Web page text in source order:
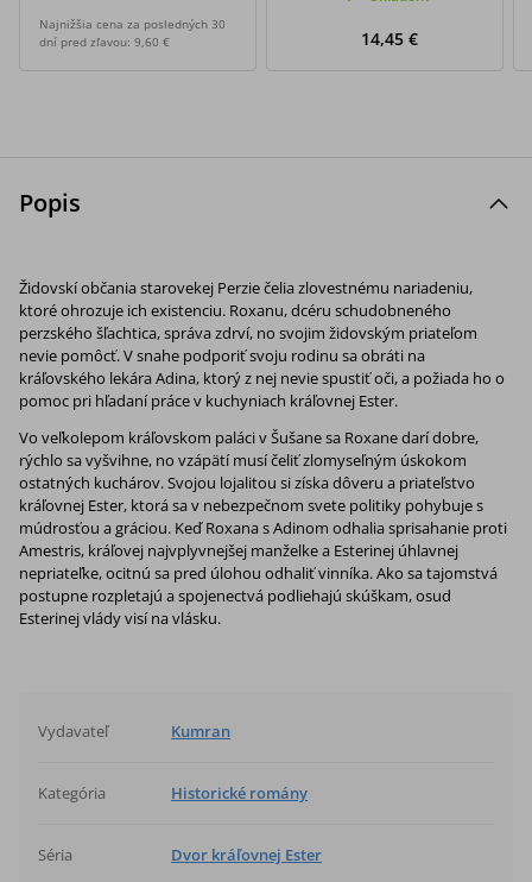
Najnižšia cena za posledných 30
dní pred zľavou: 9,60 € 14,45 €
Popis
Židovskí občania starovekej Perzie čelia zlovestnému nariadeniu,
ktoré ohrozuje ich existenciu. Roxanu, dcéru schudobneného
perzského šľachtica, správa zdrví, no svojim židovským priateľom
nevie pomôcť. V snahe podporiť svoju rodinu sa obráti na
kráľovského lekára Adina, ktorý z nej nevie spustiť oči, a požiada ho o
pomoc pri hľadaní práce v kuchyniach kráľovnej Ester.
Vo veľkolepom kráľovskom paláci v Šušane sa Roxane darí dobre,
rýchlo sa vyšvihne, no vzápätí musí čeliť zlomyseľným úskokom
ostatných kuchárov. Svojou lojalitou si získa dôveru a priateľstvo
kráľovnej Ester, ktorá sa v nebezpečnom svete politiky pohybuje s
múdrosťou a gráciou. Keď Roxana s Adinom odhalia sprisahanie proti
Amestris, kráľovej najvplyvnejšej manželke a Esterinej úhlavnej
nepriateľke, ocitnú sa pred úlohou odhaliť vinníka. Ako sa tajomstvá
postupne rozpletajú a spojenectvá podliehajú skúškam, osud
Esterinej vlády visí na vlásku.
Vydavateľ Kumran
Kategória Historické romány
Séria Dvor kráľovnej Ester